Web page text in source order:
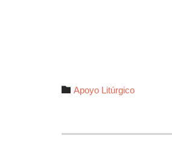
 Autor
Apoyo Litúrgico